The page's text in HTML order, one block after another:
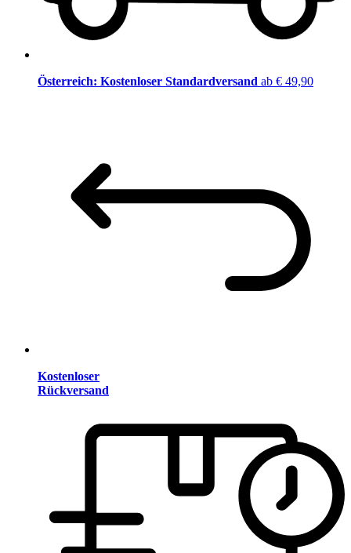
Österreich: Kostenloser Standardversand ab € 49,90
Kostenloser
Rückversand